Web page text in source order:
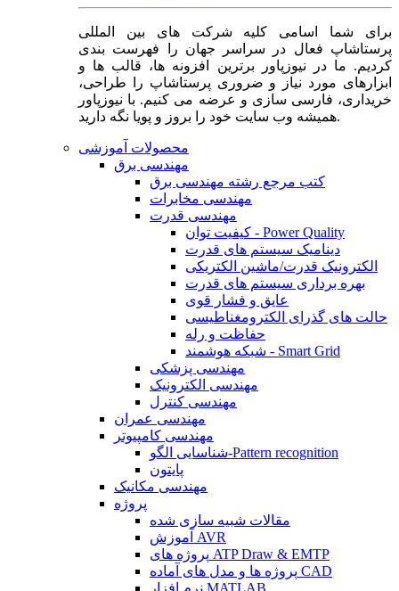
برای شما اسامی کلیه شرکت های بین المللی
پرستاشاپ فعال در سراسر جهان را فهرست بندی
کردیم. ما در نیوزپاور برترین افزونه ها، قالب ها و
ابزارهای مورد نیاز و ضروری پرستاشاپ را طراحی،
خریداری، فارسی سازی و عرضه می کنیم. با نیوزپاور
همیشه وب سایت خود را بروز و پویا نگه دارید.
محصولات آموزشی
مهندسی برق
کتب مرجع رشته مهندسی برق
مهندسی مخابرات
مهندسی قدرت
کیفیت توان - Power Quality
دینامیک سیستم های قدرت
الکترونیک قدرت/ماشین الکتریکی
بهره برداری سیستم های قدرت
عایق و فشار قوی
حالت های گذرای الکترومغناطیسی
حفاظت و رله
شبکه هوشمند - Smart Grid
مهندسی پزشکی
مهندسی الکترونیک
مهندسی کنترل
مهندسی عمران
مهندسی کامپیوتر
شناسایی الگو-Pattern recognition
پایتون
مهندسی مکانیک
پروژه
مقالات شبیه سازی شده
آموزش AVR
پروژه های ATP Draw & EMTP
پروژه ها و مدل های آماده CAD
نرم افزار MATLAB